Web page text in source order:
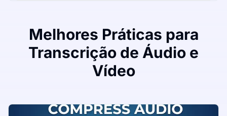
Melhores Práticas para
Transcrição de Áudio e
Vídeo